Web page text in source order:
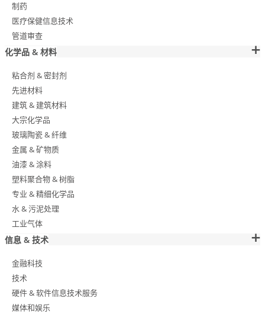
制药
医疗保健信息技术
管道审查
化学品 & 材料
粘合剂 & 密封剂
先进材料
建筑 & 建筑材料
大宗化学品
玻璃陶瓷 & 纤维
金属 & 矿物质
油漆 & 涂料
塑料聚合物 & 树脂
专业 & 精细化学品
水 & 污泥处理
工业气体
信息 & 技术
金融科技
技术
硬件 & 软件信息技术服务
媒体和娱乐